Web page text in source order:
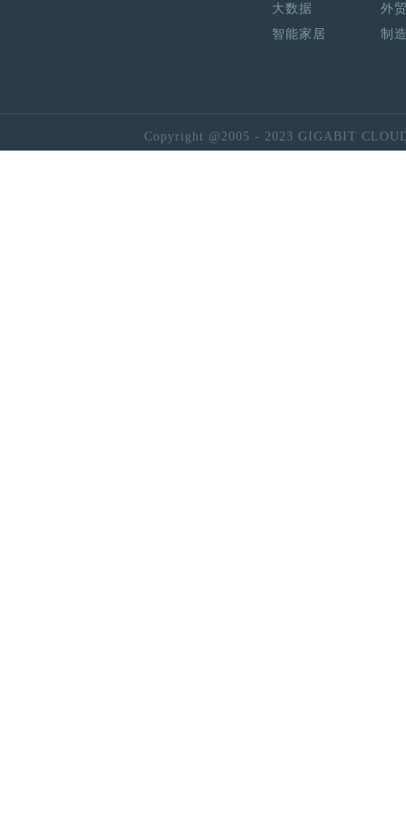
大数据
外
智能家居
制
Copyright @2005 - 2023 GIGABIT